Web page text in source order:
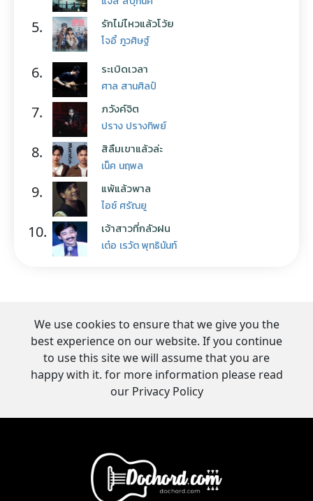
5. รักไม่ไหวแล้วโว้ย
โจอี้ ภูวศิษฐ์
6. ระเบิดเวลา
ศาล สานศิลป์
7. ภวังค์จิต
ปราง ปรางทิพย์
8. สิลืมเขาแล้วล่ะ
เน็ค นฤพล
9. แพ้แล้วพาล
ไอซ์ ศรัณยู
10. เจ้าสาวที่กลัวฝน
เต๋อ เรวัต พุทธินันท์
We use cookies to ensure that we give you the
best experience on our website. If you continue
to use this site we will assume that you are
happy with it. for more information please read
our Privacy Policy